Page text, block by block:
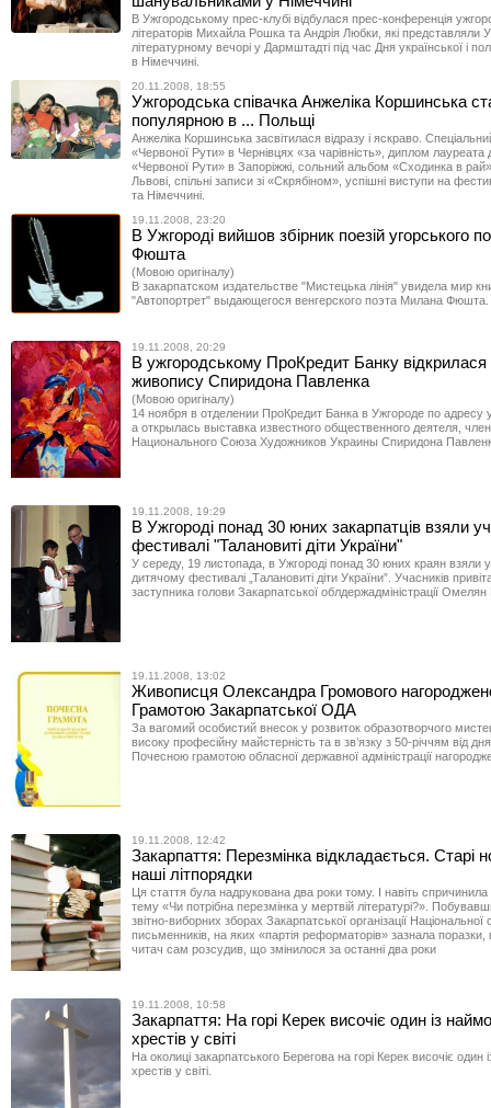
В Ужгородському прес-клубі відбулася прес-конференція
літераторів Михайла Рошка та Андрія Любки, які представляли
літературному вечорі у Дармштадті під час Дня української і
в Німеччині.
20.11.2008, 18:55
Ужгородська співачка Анжеліка Коршинська
популярною в ... Польщі
Анжеліка Коршинська засвітилася відразу і яскраво.
«Червоної Рути» в Чернівцях «за чарівність», диплом лауреата
«Червоної Рути» в Запоріжжі, сольний альбом «Сходинка в
Львові, спільні записи зі «Скрябіном», успішні виступи на
та Німеччині.
19.11.2008, 23:20
В Ужгороді вийшов збірник поезій угорського
Фюшта
(Мовою оригіналу)
В закарпатском издательстве "Мистецька лінія" увидела мир
"Автопортрет" выдающегося венгерского поэта Милана Фюшта.
19.11.2008, 20:29
В ужгородському ПроКредит Банку відкрилася
живопису Спиридона Павленка
(Мовою оригіналу)
14 ноября в отделении ПроКредит Банка в Ужгороде по адресу
а открылась выставка известного общественного деятеля,
Национального Союза Художников Украины Спиридона
19.11.2008, 19:29
В Ужгороді понад 30 юних закарпатців взяли
фестивалі "Талановиті діти України"
У середу, 19 листопада, в Ужгороді понад 30 юних краян взяли
дитячому фестивалі „Талановиті діти України”. Учасників
заступника голови Закарпатської облдержадміністрації
19.11.2008, 13:02
Живописця Олександра Громового
Грамотою Закарпатської ОДА
За вагомий особистий внесок у розвиток образотворчого
високу професійну майстерність та в зв’язку з 50-річчям від
Почесною грамотою обласної державної адміністрації
19.11.2008, 12:42
Закарпаття: Перезмінка відкладається. Старі
наші літпорядки
Ця стаття була надрукована два роки тому. І навіть спричинила
тему «Чи потрібна перезмінка у мертвій літературі?».
звітно-виборних зборах Закарпатської організації Національної
письменників, на яких «партія реформаторів» зазнала поразки,
читач сам розсудив, що змінилося за останні два роки
19.11.2008, 10:58
Закарпаття: На горі Керек височіє один із
хрестів у світі
На околиці закарпатського Берегова на горі Керек височіє один
хрестів у світі.